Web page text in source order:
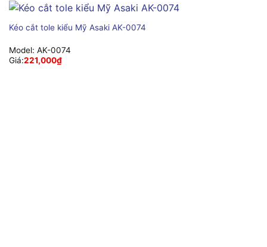
Kéo cắt tole kiểu Mỹ Asaki AK-0074
Model: AK-0074
Giá:221,000₫